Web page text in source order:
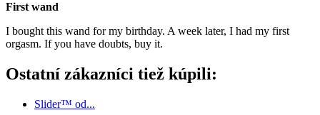
First wand
I bought this wand for my birthday. A week later, I had my first
orgasm. If you have doubts, buy it.
Ostatní zákazníci tiež kúpili:
Slider™ od...